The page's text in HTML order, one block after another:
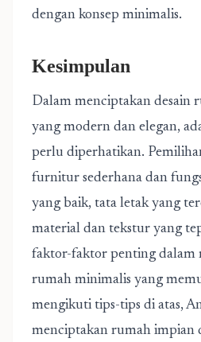
dengan konsep minimalis.
Kesimpulan
Dalam menciptakan desain
yang modern dan elegan,
perlu diperhatikan.
furnitur sederhana dan
yang baik, tata letak yang
material dan tekstur yang
faktor-faktor penting dalam
rumah minimalis yang
mengikuti tips-tips di atas,
menciptakan rumah impian